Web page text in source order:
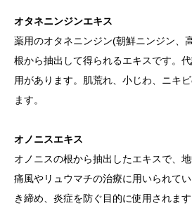
オタネニンジンエキス
薬用のオタネニンジン(朝鮮ニンジン、
根から抽出して得られるエキスです。
用があります。肌荒れ、小じわ、ニキ
ます。
オノニスエキス
オノニスの根から抽出したエキスで、
痛風やリュウマチの治療に用いられて
き締め、炎症を防ぐ目的に使用されます